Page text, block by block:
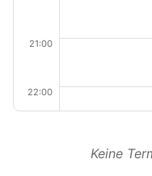
21:00
22:00
Keine